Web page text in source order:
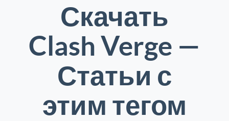
Скачать
Clash Verge —
Статьи с
этим тегом